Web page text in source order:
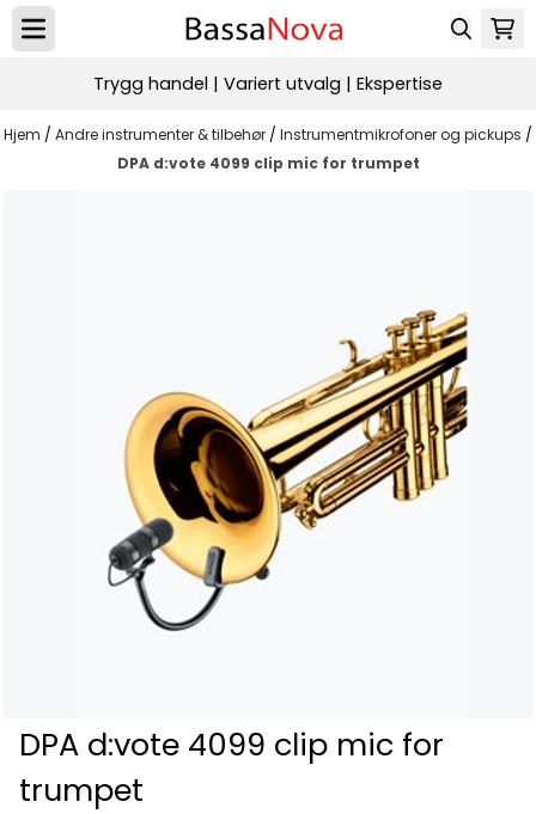
Hopp til innhold
Trygg handel | Variert utvalg | Ekspertise
Hjem / Andre instrumenter & tilbehør / Instrumentmikrofoner og pickups /
DPA d:vote 4099 clip mic for trumpet
DPA d:vote 4099 clip mic for
trumpet